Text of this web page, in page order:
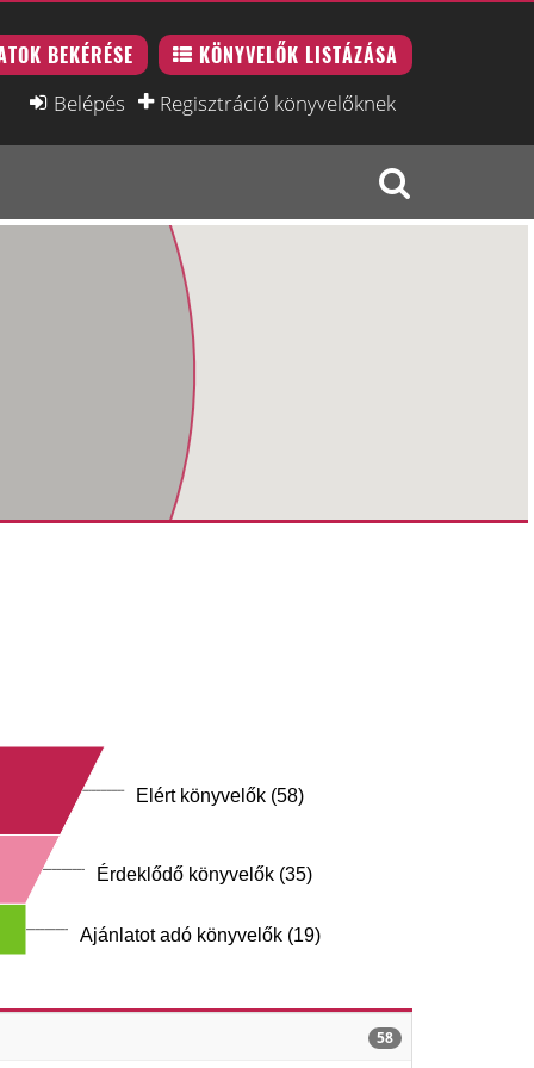
BEKÉRÉSE KÖNYVELŐK LISTÁZÁSA
Belépés Regisztráció könyvelőknek
Elért könyvelők (58)
Érdeklődő könyvelők (35)
Ajánlatot adó könyvelők (19)
58